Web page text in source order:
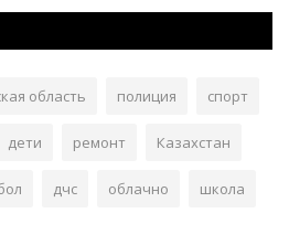
область полиция спорт
дети ремонт Казахстан
дчс облачно школа